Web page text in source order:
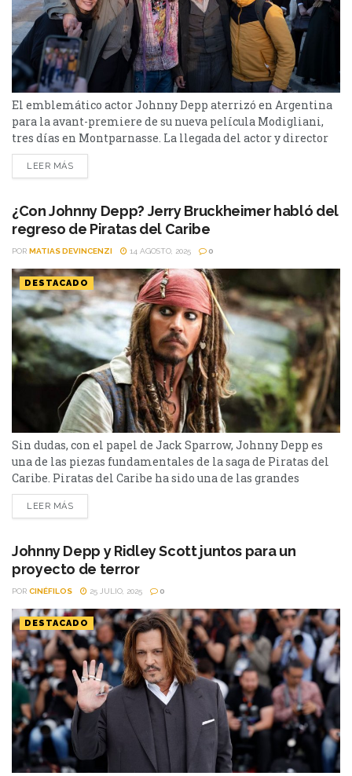
El emblemático actor Johnny Depp aterrizó en Argentina
para la avant-premiere de su nueva película Modigliani,
tres días en Montparnasse. La llegada del actor y director
Johnny Depp comenzó con una recepción oficial en La
Plata el 6 de noviembre de 2025, donde las autoridades
visitante ilustre y mantener un breve encuentro
protocolar....
LEER MÁS
¿Con Johnny Depp? Jerry Bruckheimer habló del
regreso de Piratas del Caribe
POR MATIAS DEVINCENZI 14 AGOSTO, 2025 0
DESTACADO
Sin dudas, con el papel de Jack Sparrow, Johnny Depp es
una de las piezas fundamentales de la saga de Piratas del
Caribe. Piratas del Caribe ha sido una de las grandes
franquicias de los 2000. Con Johnny Depp en la piel del
capitán Jack Sparrow, acompañado por Orlando Bloom y
en...
LEER MÁS
Johnny Depp y Ridley Scott juntos para un
proyecto de terror
POR CINÉFILOS 25 JULIO, 2025 0
DESTACADO